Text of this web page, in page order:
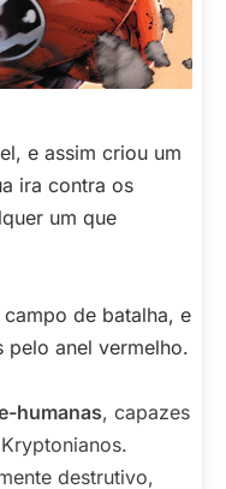
e assim criou um
ira contra os
um que
de batalha, e
pelo anel vermelho.
humanas, capazes
destrutivo,